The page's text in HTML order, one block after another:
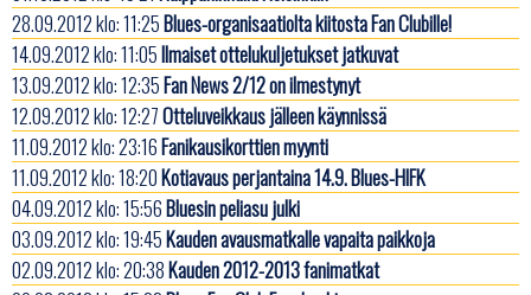
28.09.2012 klo: 11:25Blues-organisaatiolta kiitosta Fan Clubille!
14.09.2012 klo: 11:05Ilmaiset ottelukuljetukset jatkuvat
13.09.2012 klo: 12:35Fan News 2/12 on ilmestynyt
12.09.2012 klo: 12:27Otteluveikkaus jälleen käynnissä
11.09.2012 klo: 23:16Fanikausikorttien myynti
11.09.2012 klo: 18:20Kotiavaus perjantaina 14.9. Blues-HIFK
04.09.2012 klo: 15:56Bluesin peliasu julki
03.09.2012 klo: 19:45Kauden avausmatkalle vapaita paikkoja
02.09.2012 klo: 20:38Kauden 2012-2013 fanimatkat